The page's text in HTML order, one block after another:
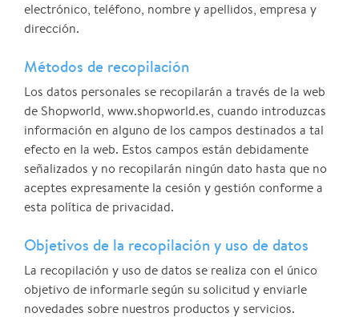
electrónico, teléfono, nombre y apellidos, empresa y
dirección.
Métodos de recopilación
Los datos personales se recopilarán a través de la web
de Shopworld, www.shopworld.es, cuando introduzcas
información en alguno de los campos destinados a tal
efecto en la web. Estos campos están debidamente
señalizados y no recopilarán ningún dato hasta que no
aceptes expresamente la cesión y gestión conforme a
esta política de privacidad.
Objetivos de la recopilación y uso de datos
La recopilación y uso de datos se realiza con el único
objetivo de informarle según su solicitud y enviarle
novedades sobre nuestros productos y servicios.